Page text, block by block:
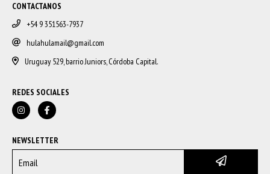
CONTACTANOS
+54 9 351563-7937
hulahulamail@gmail.com
Uruguay 529, barrio Juniors, Córdoba Capital.
REDES SOCIALES
NEWSLETTER